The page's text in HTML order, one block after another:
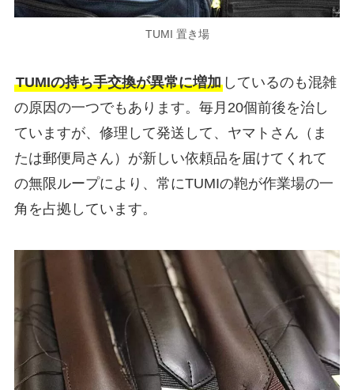
TUMI 置き場
TUMIの持ち手交換が異常に増加しているのも混雑
の原因の一つでもあります。毎月20個前後を治し
ていますが、修理して発送して、ヤマトさん（ま
たは郵便局さん）が新しい依頼品を届けてくれて
の無限ループにより、常にTUMIの鞄が作業場の一
角を占拠しています。